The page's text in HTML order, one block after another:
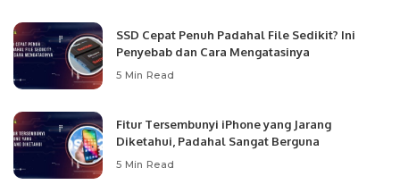
SSD Cepat Penuh Padahal File Sedikit? Ini
Penyebab dan Cara Mengatasinya
5 Min Read
Fitur Tersembunyi iPhone yang Jarang
Diketahui, Padahal Sangat Berguna
5 Min Read